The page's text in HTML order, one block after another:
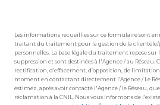
Les informations recueillies sur ce formulaire sont
traitant du traitement pour la gestion de la clientèle/
personnelles. La base légale du traitement repose
suppression et sont destinées à l'Agence / au
rectification, d’effacement, d’opposition, de
moment en contactant directement l’Agence / Le
estimez, après avoir contacté l'Agence / le Réseau,
réclamation à la CNIL. Nous vous informons de